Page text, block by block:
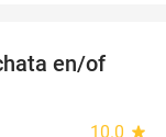
56%
en/of
10.0 star